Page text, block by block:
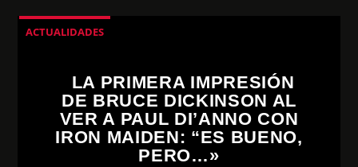
ACTUALIDADES
LA PRIMERA IMPRESIÓN
DE BRUCE DICKINSON AL
VER A PAUL DI’ANNO CON
IRON MAIDEN: “ES BUENO,
PERO…»